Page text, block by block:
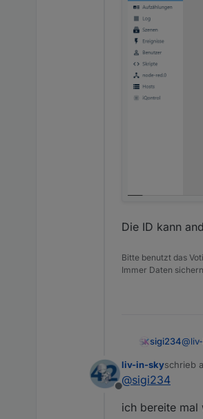
Die ID kann
Bitte benutzt das
Immer Daten
sigi234@
Offline
liv-in-skyschrieb
zuletzt
@sigi234
ich bereite